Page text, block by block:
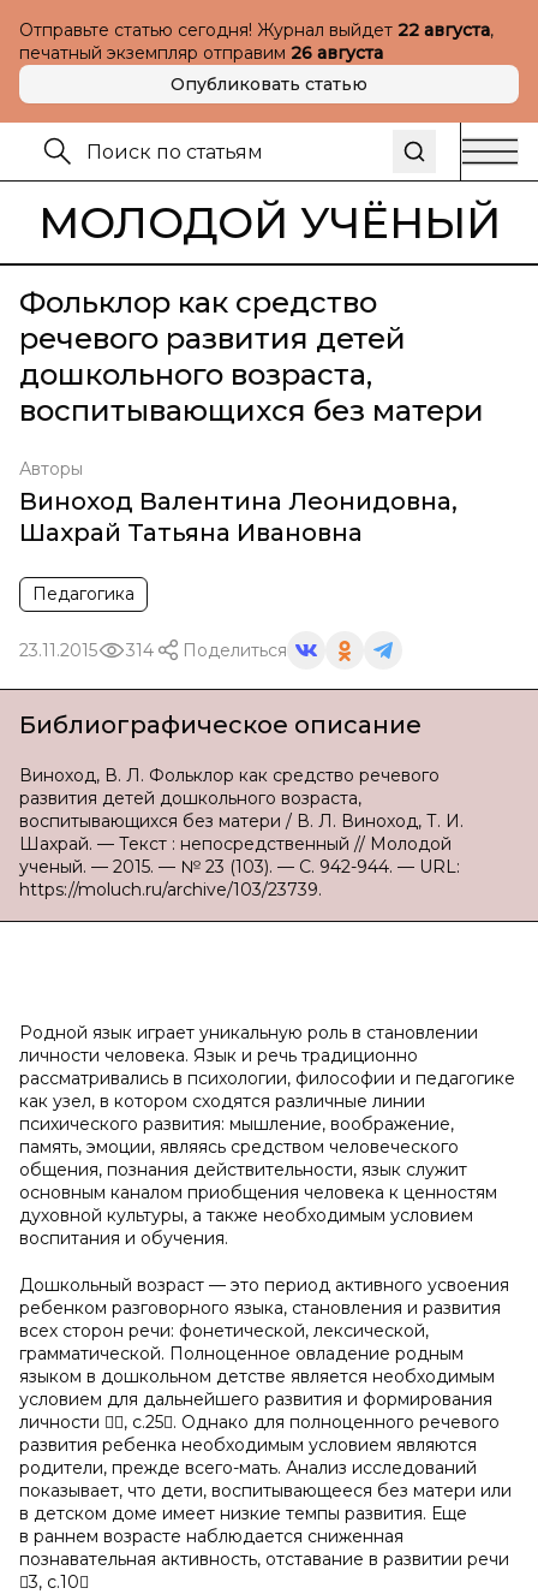
Отправьте статью сегодня! Журнал выйдет 22 августа,
печатный экземпляр отправим 26 августа
Опубликовать статью
МОЛОДОЙ УЧЁНЫЙ
Фольклор как средство
речевого развития детей
дошкольного возраста,
воспитывающихся без матери
Авторы
Виноход Валентина Леонидовна,
Шахрай Татьяна Ивановна
Педагогика
23.11.2015 314 Поделиться
Библиографическое описание
Виноход, В. Л. Фольклор как средство речевого
развития детей дошкольного возраста,
воспитывающихся без матери / В. Л. Виноход, Т. И.
Шахрай. — Текст : непосредственный // Молодой
ученый. — 2015. — № 23 (103). — С. 942-944. — URL:
https://moluch.ru/archive/103/23739.
Родной язык играет уникальную роль в становлении
личности человека. Язык и речь традиционно
рассматривались в психологии, философии и педагогике
как узел, в котором сходятся различные линии
психического развития: мышление, воображение,
память, эмоции, являясь средством человеческого
общения, познания действительности, язык служит
основным каналом приобщения человека к ценностям
духовной культуры, а также необходимым условием
воспитания и обучения.
Дошкольный возраст — это период активного усвоения
ребенком разговорного языка, становления и развития
всех сторон речи: фонетической, лексической,
грамматической. Полноценное овладение родным
языком в дошкольном детстве является необходимым
условием для дальнейшего развития и формирования
личности , с.25. Однако для полноценного речевого
развития ребенка необходимым условием являются
родители, прежде всего-мать. Анализ исследований
показывает, что дети, воспитывающееся без матери или
в детском доме имеет низкие темпы развития. Еще
в раннем возрасте наблюдается сниженная
познавательная активность, отставание в развитии речи
3, с.10